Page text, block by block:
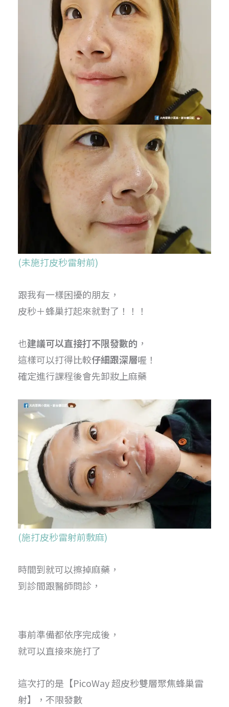
(未施打皮秒雷射前)
跟我有一樣困擾的朋友，
皮秒＋蜂巢打起來就對了！！！
也建議可以直接打不限發數的 ，
這樣可以打得比較仔細跟深層喔！
確定進行課程後會先卸妝上麻藥
(施打皮秒雷射前敷麻)
時間到就可以擦掉麻藥，
到診間跟醫師問診，
事前準備都依序完成後，
就可以直接來施打了
這次打的是【PicoWay 超皮秒雙層聚焦蜂巢雷
射】，不限發數